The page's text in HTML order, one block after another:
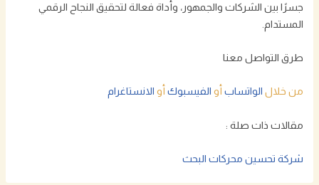
جسرًا بين الشركات والجمهور، وأداة فعالة لتحقيق النجاح الرقمي
المستدام.
طرق التواصل معنا
من خلال الواتسابأوالفيسبوكأوالانستاغرام
مقالات ذات صلة :
شركة تحسين محركات البحث